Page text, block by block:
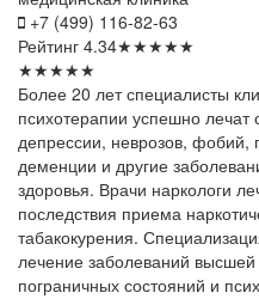
+7 (499) 116-82-63
Рейтинг 4.34★★★★★
★★★★★
Более 20 лет специалисты
психотерапии успешно
депрессии, неврозов, фобий,
деменции и другие
здоровья. Врачи наркологи
последствия приема
табакокурения.
лечение заболеваний
пограничных состояний и